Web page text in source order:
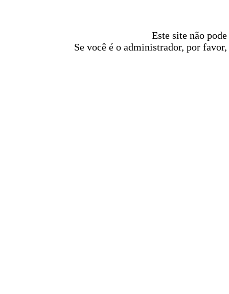
Este site não
Se você é o administrador, por